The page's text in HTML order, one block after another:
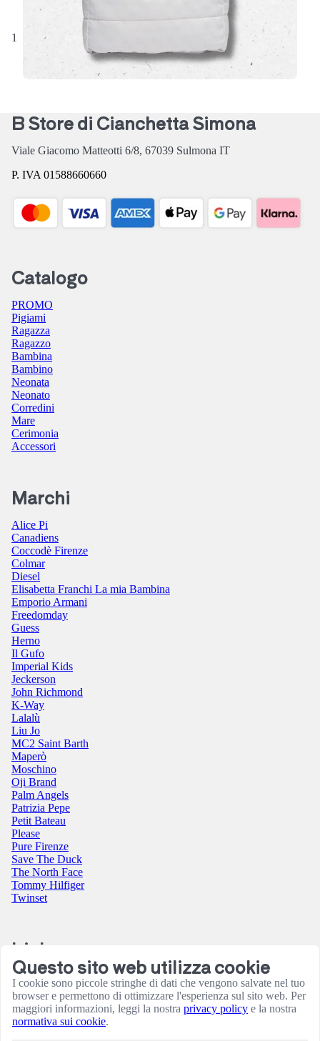
1 prossima
B Store di Cianchetta Simona
Viale Giacomo Matteotti 6/8, 67039 Sulmona IT
P. IVA 01588660660
Catalogo
PROMO
Pigiami
Ragazza
Ragazzo
Bambina
Bambino
Neonata
Neonato
Corredini
Mare
Cerimonia
Accessori
Marchi
Alice Pi
Canadiens
Coccodè Firenze
Colmar
Diesel
Elisabetta Franchi La mia Bambina
Emporio Armani
Freedomday
Guess
Herno
Il Gufo
Imperial Kids
Jeckerson
John Richmond
K-Way
Lalalù
Liu Jo
MC2 Saint Barth
Maperò
Moschino
Oji Brand
Palm Angels
Patrizia Pepe
Petit Bateau
Please
Pure Firenze
Save The Duck
The North Face
Tommy Hilfiger
Twinset
Link
Contatti
Condizioni utilizzo sito
Informativa sulla Privacy
Resi e rimborsi
Termini e Condizioni
Questo sito web utilizza cookie
I cookie sono piccole stringhe di dati che vengono salvate nel tuo
browser e permettono di ottimizzare l'esperienza sul sito web. Per
maggiori informazioni, leggi la nostra privacy policy e la nostra
normativa sui cookie.